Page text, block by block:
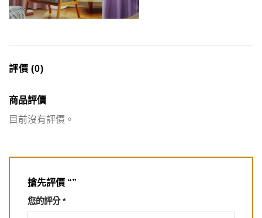
評價 (0)
商品評價
目前沒有評價。
搶先評價 “”
您的評分*